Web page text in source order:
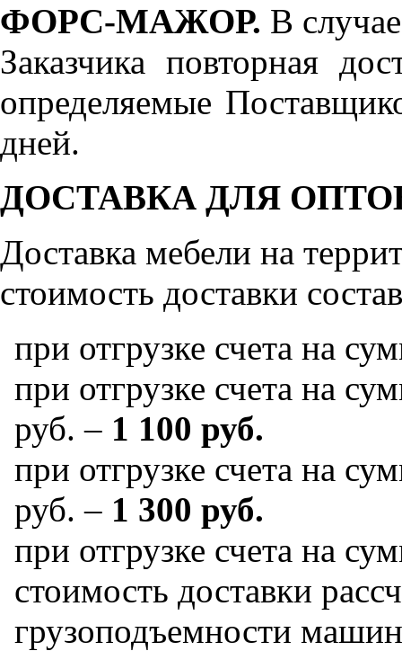
ФОРС-МАЖОР. В
Заказчика повторная
определяемые
дней.
ДОСТАВКА ДЛЯ
Доставка мебели на
стоимость доставки
при отгрузке счета на
при отгрузке счета на
руб. – 1 100 руб.
при отгрузке счета на
руб. – 1 300 руб.
при отгрузке счета на
стоимость доставки
грузоподъемности